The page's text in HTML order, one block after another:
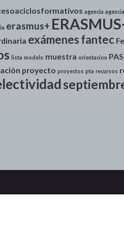
agencia
erasmus+
exámenesfantec
lista modelo muestra orientacion
proyecto proyectos pta recursos